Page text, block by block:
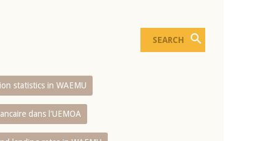
statistics in WAEMU
dans l'UEMOA